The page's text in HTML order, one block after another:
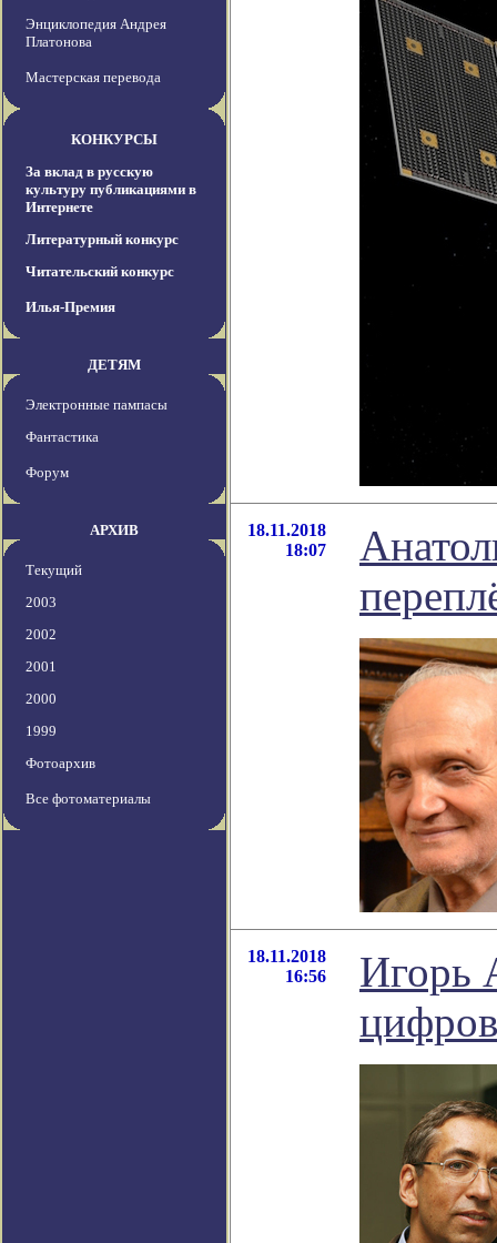
Энциклопедия Андрея
Платонова
Мастерская перевода
КОНКУРСЫ
За вклад в русскую
культуру публикациями в
Интернете
Литературный конкурс
Читательский конкурс
Илья-Премия
ДЕТЯМ
Электронные пампасы
Фантастика
Форум
АРХИВ
Текущий
2003
2002
2001
2000
1999
Фотоархив
Все фотоматериалы
18.11.2018
18:07
18.11.2018
16:56
Игорь